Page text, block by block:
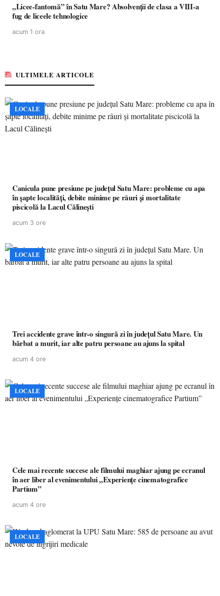
„Licee-fantomă” în Satu Mare? Absolvenții de clasa a VIII-a
fug de liceele tehnologice
acum 1 ora
ULTIMELE ARTICOLE
LOCALE
Canicula pune presiune pe județul Satu Mare: probleme cu apa
în șapte localități, debite minime pe râuri și mortalitate
piscicolă la Lacul Călinești
acum 3 ore
LOCALE
Trei accidente grave într-o singură zi în județul Satu Mare. Un
bărbat a murit, iar alte patru persoane au ajuns la spital
acum 4 ore
LOCALE
Cele mai recente succese ale filmului maghiar ajung pe ecranul
în aer liber al evenimentului „Experiențe cinematografice
Partium”
acum 4 ore
LOCALE